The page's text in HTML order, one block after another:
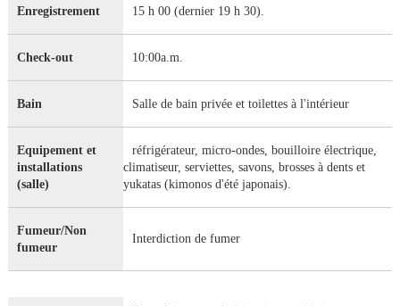
Enregistrement 15 h 00 (dernier 19 h 30).
Check-out 10:00a.m.
Bain Salle de bain privée et toilettes à l'intérieur
Equipement et
installations
(salle)
réfrigérateur, micro-ondes, bouilloire électrique,
climatiseur, serviettes, savons, brosses à dents et
yukatas (kimonos d'été japonais).
Fumeur/Non
fumeur
Interdiction de fumer